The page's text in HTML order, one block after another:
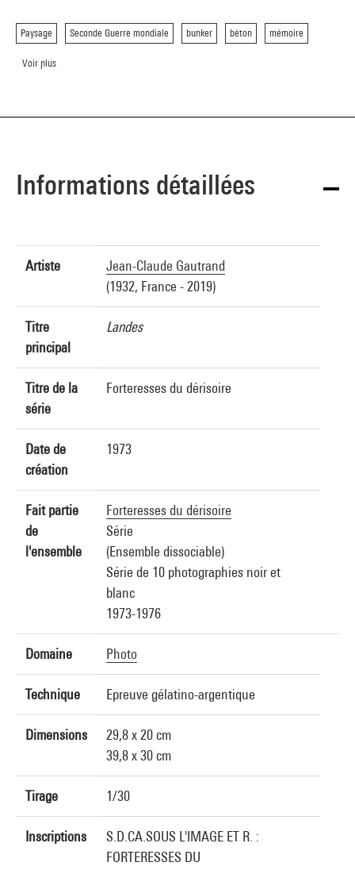
Paysage Seconde Guerre mondiale bunker béton mémoire
Voir plus
Informations détaillées
Artiste
Jean-Claude Gautrand
(1932, France - 2019)
Titre
principal
Landes
Titre de la
série
Forteresses du dérisoire
Date de
création
1973
Fait partie
de
l'ensemble
Forteresses du dérisoire
Série
(Ensemble dissociable)
Série de 10 photographies noir et
blanc
1973-1976
Domaine Photo
Technique Epreuve gélatino-argentique
Dimensions
29,8 x 20 cm
39,8 x 30 cm
Tirage 1/30
Inscriptions
S.D.CA.SOUS L'IMAGE ET R. :
FORTERESSES DU